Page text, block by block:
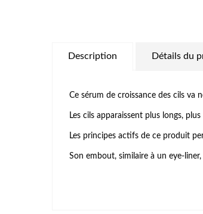
Description Détails du
Ce sérum de croissance des cils va
Les cils apparaissent plus longs,
Les principes actifs de ce produit
Son embout, similaire à un eye-